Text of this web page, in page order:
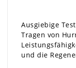
Ausgiebige
Tragen von
und die